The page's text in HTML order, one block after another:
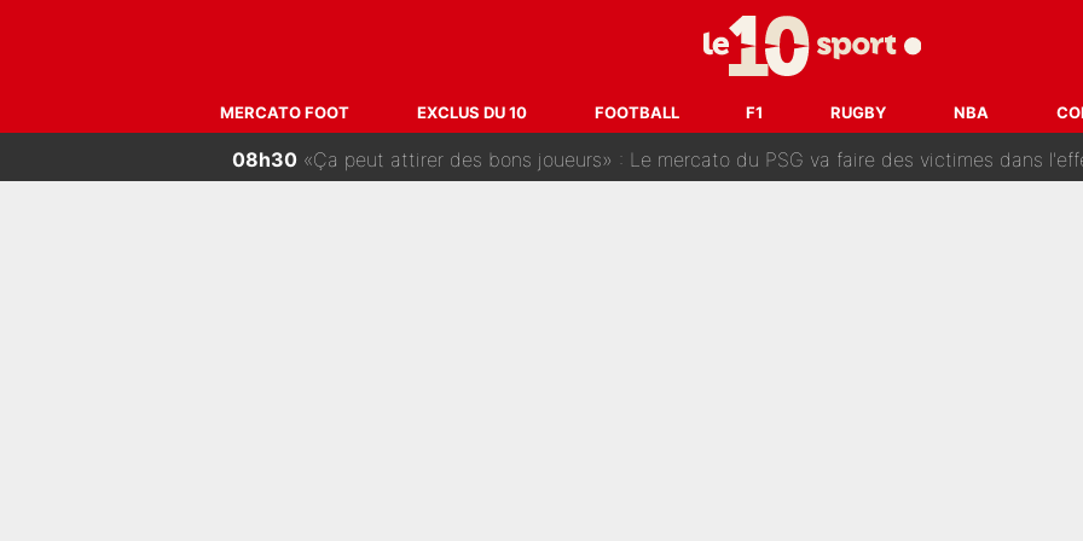
MERCATO FOOT EXCLUS DU 10 FOOTBALL F1 RUGBY NBA
De l’équipe de France à un pont d’or en Arabie saoudite : Didier Deschamps a donné sa